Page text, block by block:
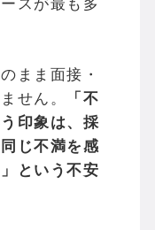
スが最も多
まま面接・
せん。
「不
印象は、採
じ不満を感
という不安